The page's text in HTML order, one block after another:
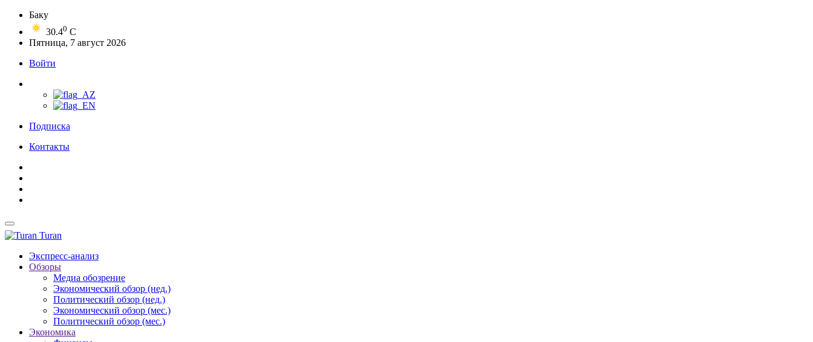
Баку
30.40 C
Пятница, 7 август 2026
Войти
Подписка
Контакты
Turan
Экспресс-анализ
Обзоры
Медиа обозрение
Экономический обзор (нед.)
Политический обзор (нед.)
Экономический обзор (мес.)
Политический обзор (мес.)
Экономика